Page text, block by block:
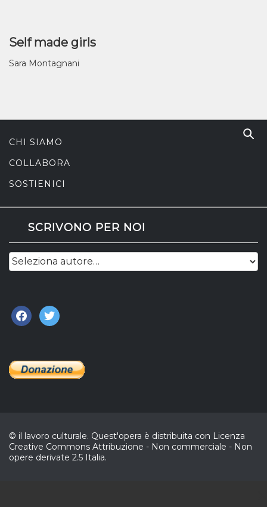
Self made girls
Sara Montagnani
CHI SIAMO
COLLABORA
SOSTIENICI
SCRIVONO PER NOI
facebook
twitter
© il lavoro culturale. Quest'opera è distribuita con Licenza
Creative Commons Attribuzione - Non commerciale - Non
opere derivate 2.5 Italia.